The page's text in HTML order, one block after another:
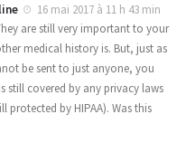
16 mai 2017 à 11 h 43 min
are still very important to your
medical history is. But, just as
be sent to just anyone, you
still covered by any privacy laws
protected by HIPAA). Was this